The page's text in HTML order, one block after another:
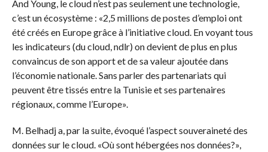
And Young, le cloud n’est pas seulement une technologie,
c’est un écosystème : «2,5 millions de postes d’emploi ont
été créés en Europe grâce à l’initiative cloud. En voyant tous
les indicateurs (du cloud, ndlr) on devient de plus en plus
convaincus de son apport et de sa valeur ajoutée dans
l’économie nationale. Sans parler des partenariats qui
peuvent être tissés entre la Tunisie et ses partenaires
régionaux, comme l’Europe».
M. Belhadj a, par la suite, évoqué l’aspect souveraineté des
données sur le cloud. «Où sont hébergées nos données?»,